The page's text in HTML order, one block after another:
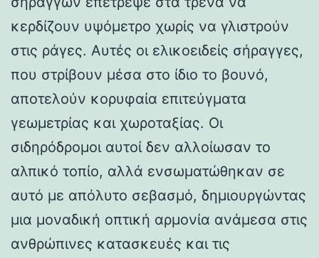
κερδίζουν υψόμετρο χωρίς να γλιστρούν
στις ράγες. Αυτές οι ελικοειδείς σήραγγες,
που στρίβουν μέσα στο ίδιο το βουνό,
αποτελούν κορυφαία επιτεύγματα
γεωμετρίας και χωροταξίας. Οι
σιδηρόδρομοι αυτοί δεν αλλοίωσαν το
αλπικό τοπίο, αλλά ενσωματώθηκαν σε
αυτό με απόλυτο σεβασμό, δημιουργώντας
μια μοναδική οπτική αρμονία ανάμεσα στις
ανθρώπινες κατασκευές και τις